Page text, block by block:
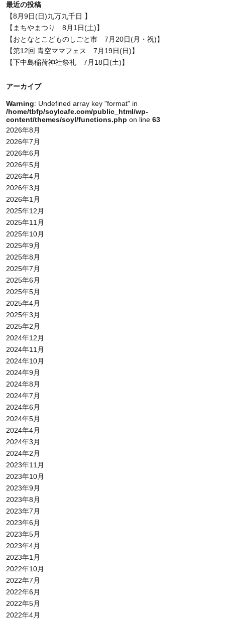
最近の投稿
【8月9日(日)九万九千日 】
【まちやまつり 8月1日(土)】
【おとなとこどものしごと市 7月20日(月・祝)】
【第12回 青空ママフェス 7月19日(日)】
【下中島稲荷神社祭礼 7月18日(土)】
アーカイブ
Warning: Undefined array key "format" in
/home/tbfp/soylcafe.com/public_html/wp-
content/themes/soyl/functions.php on line 63
2026年8月
2026年7月
2026年6月
2026年5月
2026年4月
2026年3月
2026年1月
2025年12月
2025年11月
2025年10月
2025年9月
2025年8月
2025年7月
2025年6月
2025年5月
2025年4月
2025年3月
2025年2月
2024年12月
2024年11月
2024年10月
2024年9月
2024年8月
2024年7月
2024年6月
2024年5月
2024年4月
2024年3月
2024年2月
2023年11月
2023年10月
2023年9月
2023年8月
2023年7月
2023年6月
2023年5月
2023年4月
2023年1月
2022年10月
2022年7月
2022年6月
2022年5月
2022年4月